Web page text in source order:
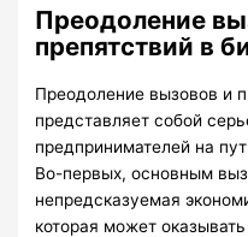
Преодоление
препятствий в
Преодоление вызовов и
представляет собой
предпринимателей на
Во-первых, основным
непредсказуемая
которая может